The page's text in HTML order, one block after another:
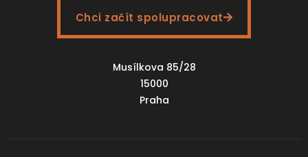
Chci začít spolupracovat
Musílkova 85/28
15000
Praha